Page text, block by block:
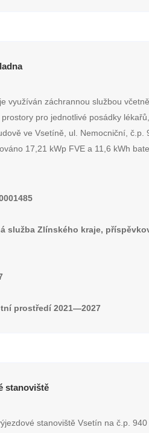
využíván záchrannou službou
pro jednotlivé posádky lékařů,
ve Vsetíně, ul. Nemocniční, č.p.
17,21 kWp FVE a 11,6 kWh
služba Zlínského kraje,
prostředí 2021—2027
stanoviště
stanoviště Vsetín na č.p.